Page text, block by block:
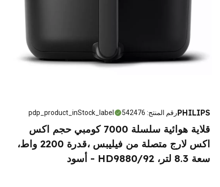
PHILIPSرقم المنتج:
542476
pdp_product_inStock_label
قلاية هوائية سلسلة 7000 كومبي حجم اكس
اكس لارج متصلة من فيليبس ،قدرة 2200 واط،
سعة 8.3 لتر، HD9880/92 - أسود